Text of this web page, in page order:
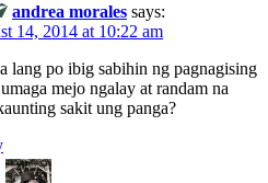
andrea morales says:
14, 2014 at 10:22 am
lang po ibig sabihin ng pagnagising
mejo ngalay at randam na
sakit ung panga?